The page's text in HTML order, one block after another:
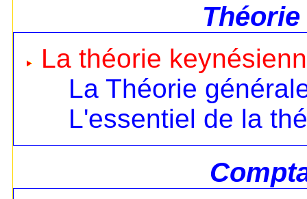
La théorie
La Théorie
L'essentiel de la